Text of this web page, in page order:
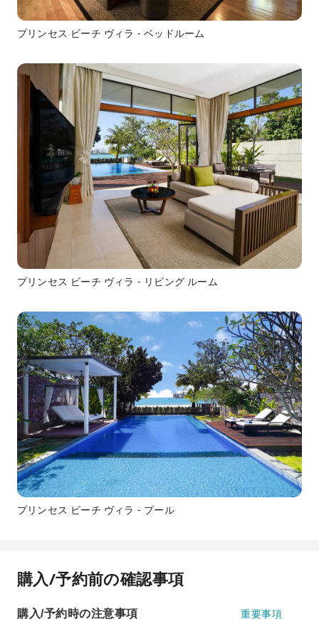
プリンセス ビーチ ヴィラ - ベッドルーム
プリンセス ビーチ ヴィラ - リビング ルーム
プリンセス ビーチ ヴィラ - プール
購入/予約前の確認事項
購入/予約時の注意事項 重要事項